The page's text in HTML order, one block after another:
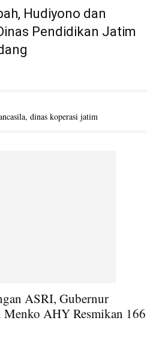
Hudiyono dan
Pendidikan Jatim
ASRI, Gubernur
AHY Resmikan 166